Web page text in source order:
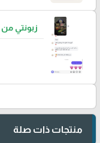
زبونتي
منتجات ذات صلة